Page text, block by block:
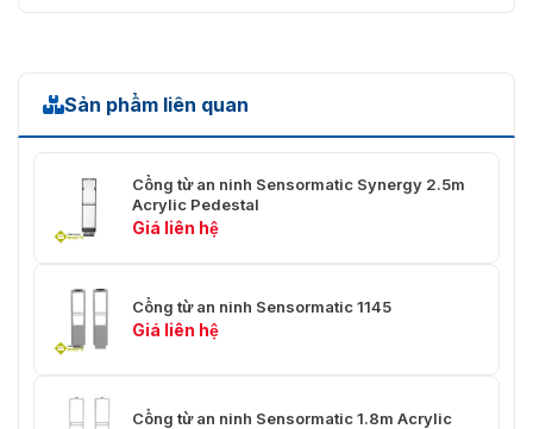
Sản phẩm liên quan
Cổng từ an ninh Sensormatic Synergy 2.5m
Acrylic Pedestal
Giá liên hệ
Cổng từ an ninh Sensormatic 1145
Giá liên hệ
Cổng từ an ninh Sensormatic 1.8m Acrylic